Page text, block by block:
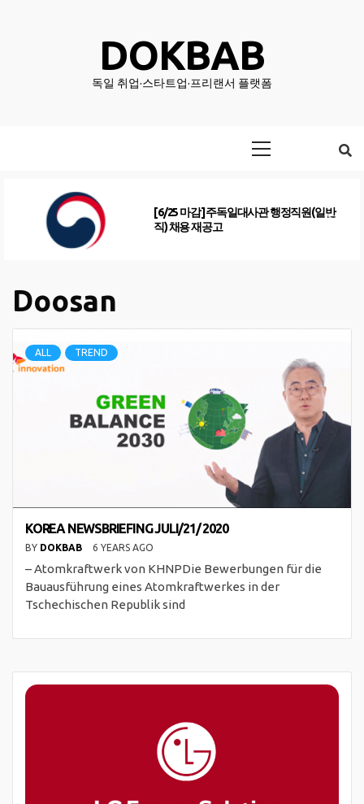
DOKBAB
독일 취업·스타트업·프리랜서 플랫폼
[6/25 마감] 주독일대사관 행정직원(일반
직) 채용 재공고
Doosan
ALL TREND
KOREA NEWSBRIEFING JULI/21/ 2020
BY DOKBAB 6 YEARS AGO
– Atomkraftwerk von KHNPDie Bewerbungen für die
Bauausführung eines Atomkraftwerkes in der
Tschechischen Republik sind